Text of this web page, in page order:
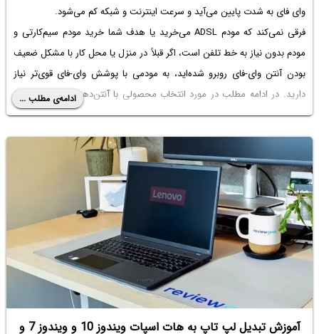
وای فای به شدت پایین می‌آید و سرعت اینترنت و شبکه کم می‌شود.
فرقی نمی‌کند که مودم ADSL می‌خرید یا هدف شما خرید مودم سیم‌کارتی و
مودم بدون نیاز به خط تلفن است، اگر قبلاً در منزل یا محل کار با مشکل ضعیف
بودن آنتن وای-فای روبرو شده‌اید، به مودمی با پوشش وای-فای قوی‌تر نیاز
دارید. در ادامه مطلب در مورد انتخاب محصولی با آنتن‌دهی و پوشش خوب
وای-فای بحث می‌کنیم.
ادامه‌ی مطلب ...
آموزش تبدیل لپ تاپ به هات اسپات ویندوز 10 و ویندوز 7 و